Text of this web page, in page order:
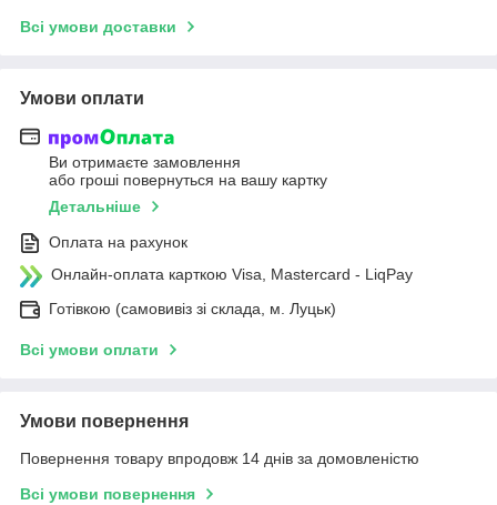
Всі умови доставки
Умови оплати
Ви отримаєте замовлення
або гроші повернуться на вашу картку
Детальніше
Оплата на рахунок
Онлайн-оплата карткою Visa, Mastercard - LiqPay
Готівкою (самовивіз зі склада, м. Луцьк)
Всі умови оплати
Умови повернення
Повернення товару впродовж 14 днів за домовленістю
Всі умови повернення